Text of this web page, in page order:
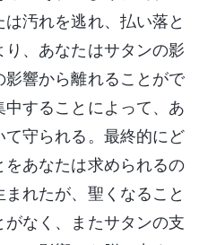
汚れを逃れ、払い落と
、あなたはサタンの影
響から離れることがで
することによって、あ
守られる。最終的にど
あなたは求められるの
れたが、聖くなること
なく、またサタンの支